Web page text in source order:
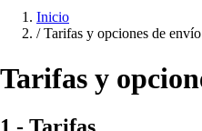
Inicio
/ Tarifas y opciones de envío
Tarifas y